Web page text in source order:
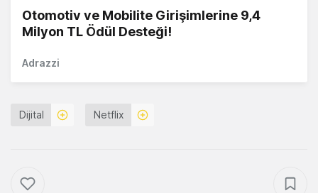
Otomotiv ve Mobilite Girişimlerine 9,4
Milyon TL Ödül Desteği!
Adrazzi
Dijital Netflix